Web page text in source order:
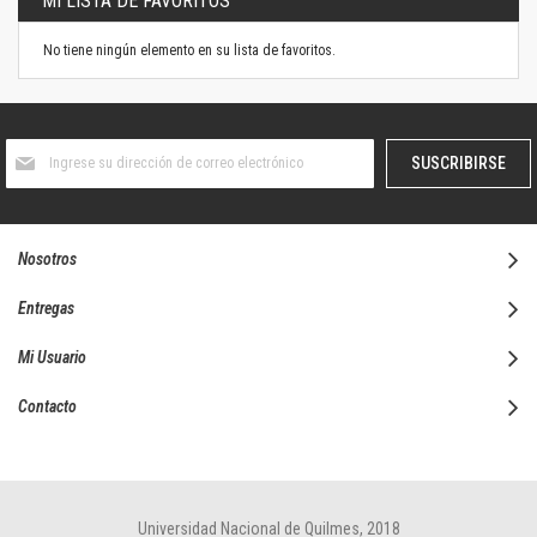
No tiene ningún elemento en su lista de favoritos.
boletín
SUSCRIBIRSE
Nosotros
Entregas
Mi Usuario
Contacto
Universidad Nacional de Quilmes, 2018